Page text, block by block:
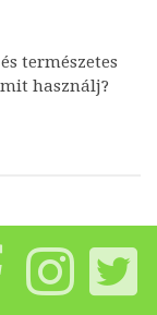
természetes
használj?